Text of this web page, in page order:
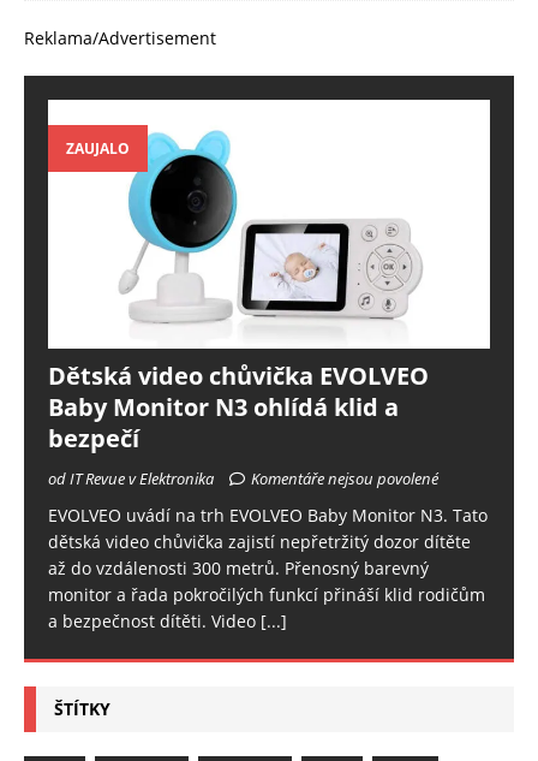
Reklama/Advertisement
ZAUJALO
Dětská video chůvička EVOLVEO
Baby Monitor N3 ohlídá klid a
bezpečí
od IT Revue v Elektronika Komentáře nejsou povolené
EVOLVEO uvádí na trh EVOLVEO Baby Monitor N3. Tato
dětská video chůvička zajistí nepřetržitý dozor dítěte
až do vzdálenosti 300 metrů. Přenosný barevný
monitor a řada pokročilých funkcí přináší klid rodičům
a bezpečnost dítěti. Video [...]
ŠTÍTKY